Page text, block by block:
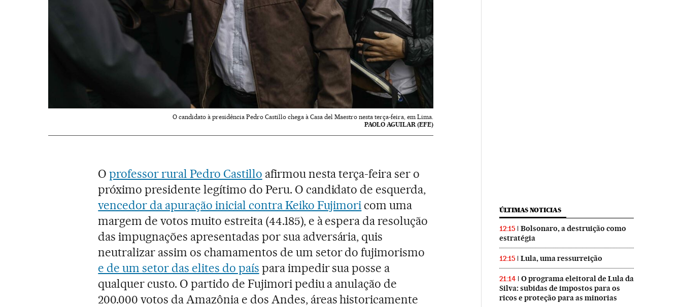
O candidato à presidência Pedro Castillo chega à Casa del Maestro nesta terça-feira, em Lima.
PAOLO AGUILAR (EFE)
Oprofessor rural Pedro Castillo afirmou nesta terça-feira ser o
próximo presidente legítimo do Peru. O candidato de esquerda,
vencedor da apuração inicial contra Keiko Fujimori com uma
margem de votos muito estreita (44.185), e à espera da resolução
das impugnações apresentadas por sua adversária, quis
neutralizar assim os chamamentos de um setor do fujimorismo
e de um setor das elites do país para impedir sua posse a
qualquer custo. O partido de Fujimori pediu a anulação de
200.000 votos da Amazônia e dos Andes, áreas historicamente
ÚLTIMAS NOTICIAS
12:15
Bolsonaro, a destruição como
estratégia
12:15 Lula, uma ressurreição
21:14
O programa eleitoral de Lula da
Silva: subidas de impostos para os
ricos e proteção para as minorias